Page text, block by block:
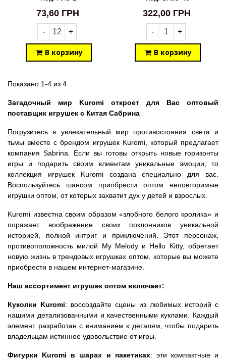
73,60 ГРН
- +
В корзину
322,00 ГРН
- +
В корзину
Показано 1-4 из 4
Загадочный мир Kuromi откроет для Вас оптовый
поставщик игрушек с Китая Сабрина
Погрузитесь в увлекательный мир противостояния света и
тьмы вместе с брендом игрушек Kuromi, который предлагает
компания Sabrina. Если вы готовы открыть новые горизонты
игры и подарить своим клиентам уникальные эмоции, то
коллекция игрушек Kuromi создана специально для вас.
Воспользуйтесь шансом приобрести оптом неповторимые
игрушки оптом, от которых захватит дух у детей и взрослых.
Kuromi известна своим образом «злобного белого кролика» и
поражает воображение своих поклонников уникальной
историей, полной интриг и приключений. Этот персонаж,
противоположность милой My Melody и Hello Kitty, обретает
новую жизнь в трендовых игрушках оптом, которые вы можете
приобрести в нашем интернет-магазине.
Наш ассортимент игрушек оптом включает:
Куколки Kuromi: воссоздайте сцены из любимых историй с
нашими детализованными и качественными куклами. Каждый
элемент разработан с вниманием к деталям, чтобы подарить
владельцам истинное удовольствие от игры.
Фигурки Kuromi в шарах и пакетиках: эти компактные и